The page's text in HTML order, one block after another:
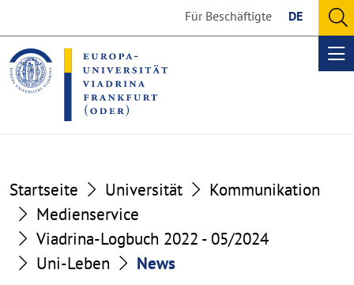
the
content
section
the
footer
section
Für Beschäftigte DE
Startseite Universität
Kommunikation
Medienservice
Viadrina-Logbuch 2022 - 05/2024
Uni-Leben
News